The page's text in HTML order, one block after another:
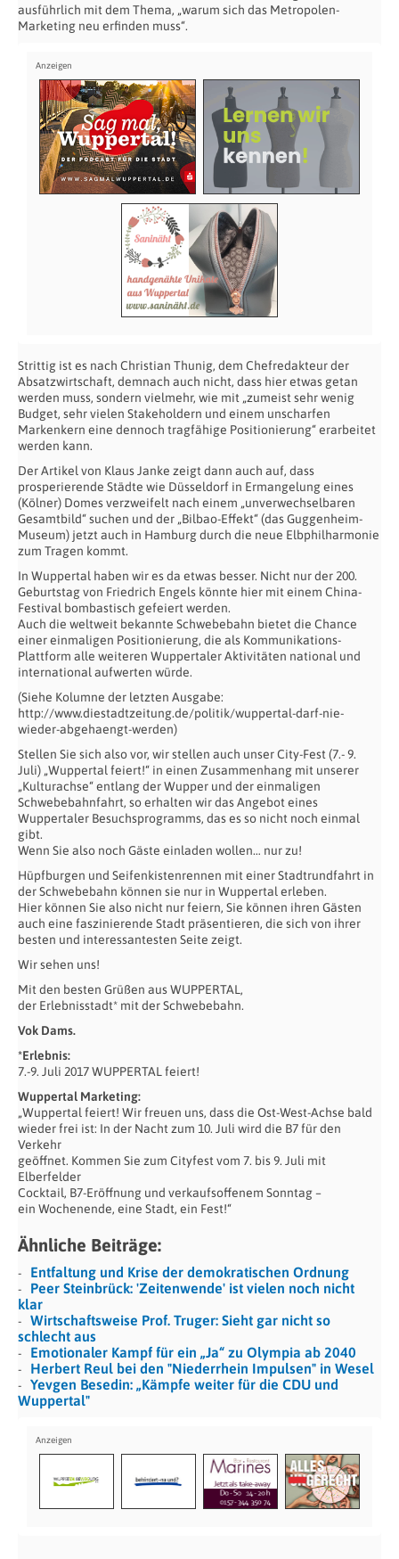
ausführlich mit dem Thema, „warum sich das Metropolen-
Marketing neu erfinden muss“.
Strittig ist es nach Christian Thunig, dem Chefredakteur der
Absatzwirtschaft, demnach auch nicht, dass hier etwas getan
werden muss, sondern vielmehr, wie mit „zumeist sehr wenig
Budget, sehr vielen Stakeholdern und einem unscharfen
Markenkern eine dennoch tragfähige Positionierung“ erarbeitet
werden kann.
Der Artikel von Klaus Janke zeigt dann auch auf, dass
prosperierende Städte wie Düsseldorf in Ermangelung eines
(Kölner) Domes verzweifelt nach einem „unverwechselbaren
Gesamtbild“ suchen und der „Bilbao-Effekt“ (das Guggenheim-
Museum) jetzt auch in Hamburg durch die neue Elbphilharmonie
zum Tragen kommt.
In Wuppertal haben wir es da etwas besser. Nicht nur der 200.
Geburtstag von Friedrich Engels könnte hier mit einem China-
Festival bombastisch gefeiert werden.
Auch die weltweit bekannte Schwebebahn bietet die Chance
einer einmaligen Positionierung, die als Kommunikations-
Plattform alle weiteren Wuppertaler Aktivitäten national und
international aufwerten würde.
(Siehe Kolumne der letzten Ausgabe:
http://www.diestadtzeitung.de/politik/wuppertal-darf-nie-
wieder-abgehaengt-werden)
Stellen Sie sich also vor, wir stellen auch unser City-Fest (7.- 9.
Juli) „Wuppertal feiert!“ in einen Zusammenhang mit unserer
„Kulturachse“ entlang der Wupper und der einmaligen
Schwebebahnfahrt, so erhalten wir das Angebot eines
Wuppertaler Besuchsprogramms, das es so nicht noch einmal
gibt.
Wenn Sie also noch Gäste einladen wollen… nur zu!
Hüpfburgen und Seifenkistenrennen mit einer Stadtrundfahrt in
der Schwebebahn können sie nur in Wuppertal erleben.
Hier können Sie also nicht nur feiern, Sie können ihren Gästen
auch eine faszinierende Stadt präsentieren, die sich von ihrer
besten und interessantesten Seite zeigt.
Wir sehen uns!
Mit den besten Grüßen aus WUPPERTAL,
der Erlebnisstadt* mit der Schwebebahn.
Vok Dams.
*Erlebnis:
7.-9. Juli 2017 WUPPERTAL feiert!
Wuppertal Marketing:
„Wuppertal feiert! Wir freuen uns, dass die Ost-West-Achse bald
wieder frei ist: In der Nacht zum 10. Juli wird die B7 für den
Verkehr
geöffnet. Kommen Sie zum Cityfest vom 7. bis 9. Juli mit
Elberfelder
Cocktail, B7-Eröffnung und verkaufsoffenem Sonntag –
ein Wochenende, eine Stadt, ein Fest!“
Ähnliche Beiträge:
Entfaltung und Krise der demokratischen Ordnung
Peer Steinbrück: 'Zeitenwende' ist vielen noch nicht
klar
Wirtschaftsweise Prof. Truger: Sieht gar nicht so
schlecht aus
Emotionaler Kampf für ein „Ja“ zu Olympia ab 2040
Herbert Reul bei den "Niederrhein Impulsen" in Wesel
Yevgen Besedin: „Kämpfe weiter für die CDU und
Wuppertal"